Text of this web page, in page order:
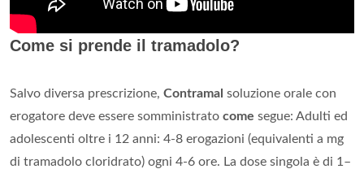
Come si prende il tramadolo?
Salvo diversa prescrizione, Contramal soluzione orale con
erogatore deve essere somministrato come segue: Adulti ed
adolescenti oltre i 12 anni: 4-8 erogazioni (equivalenti a mg
di tramadolo cloridrato) ogni 4-6 ore. La dose singola è di 1–